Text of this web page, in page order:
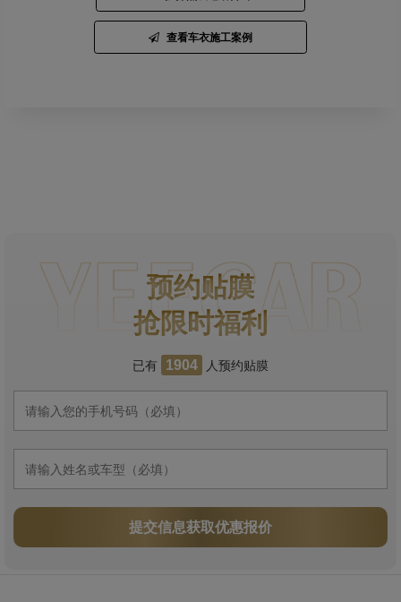
查看车衣施工案例
预约贴膜
抢限时福利
已有 1904 人预约贴膜
提交信息获取优惠报价